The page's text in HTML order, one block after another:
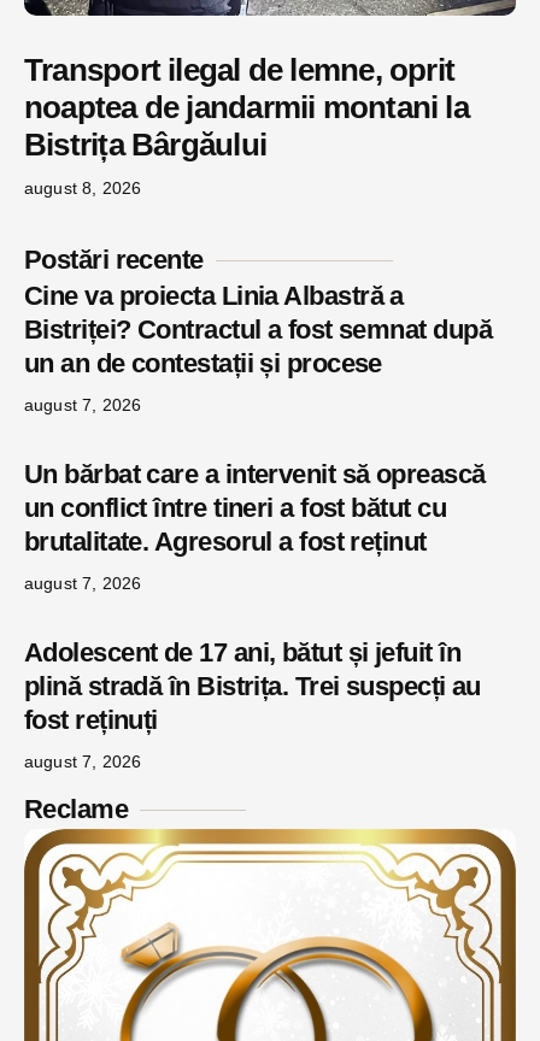
Transport ilegal de lemne, oprit
noaptea de jandarmii montani la
Bistrița Bârgăului
august 8, 2026
Postări recente
Cine va proiecta Linia Albastră a
Bistriței? Contractul a fost semnat după
un an de contestații și procese
august 7, 2026
Un bărbat care a intervenit să oprească
un conflict între tineri a fost bătut cu
brutalitate. Agresorul a fost reținut
august 7, 2026
Adolescent de 17 ani, bătut și jefuit în
plină stradă în Bistrița. Trei suspecți au
fost reținuți
august 7, 2026
Reclame